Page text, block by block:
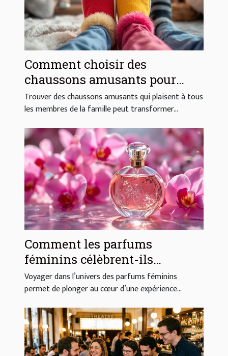
Comment choisir des
chaussons amusants pour
toute la famille ?
Trouver des chaussons amusants qui plaisent à tous
les membres de la famille peut transformer...
Comment les parfums
féminins célèbrent-ils
l'élégance et la sensualité ?
Voyager dans l’univers des parfums féminins
permet de plonger au cœur d’une expérience...